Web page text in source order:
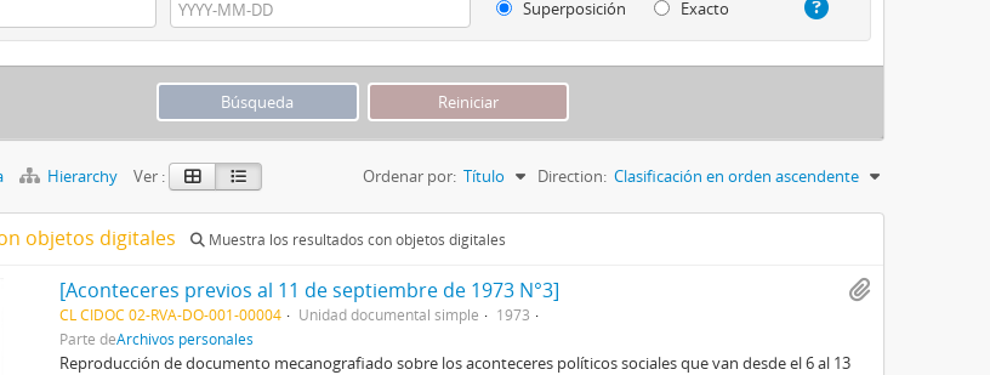
Superposición
Exacto
Hierarchy Ver : Ordenar por: Título Direction: Clasificación en orden ascendente
objetos digitales Muestra los resultados con objetos digitales
[Aconteceres previos al 11 de septiembre de 1973 N°3]
CL CIDOC 02-RVA-DO-001-00004 Unidad documental simple
1973
Parte deArchivos personales
Reproducción de documento mecanografiado sobre los aconteceres políticos sociales que van desde el 6 al 13